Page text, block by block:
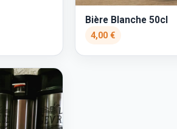
Bière Blanche 50cl
4,00 €